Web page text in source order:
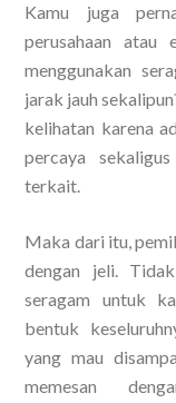
Kamu juga
perusahaan
menggunakan
jarak jauh
kelihatan karena
percaya
terkait.
Maka dari itu,
dengan jeli.
seragam untuk
bentuk
yang mau
memesan